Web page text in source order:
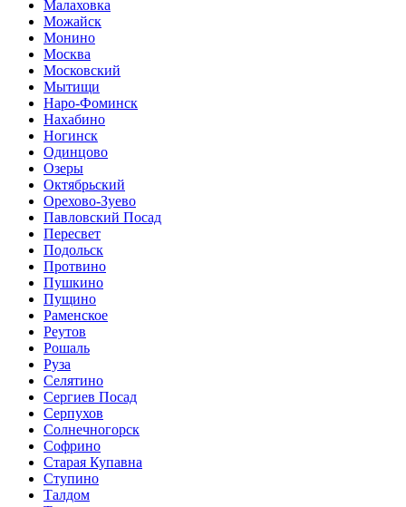
Малаховка
Можайск
Монино
Москва
Московский
Мытищи
Наро-Фоминск
Нахабино
Ногинск
Одинцово
Озеры
Октябрьский
Орехово-Зуево
Павловский Посад
Пересвет
Подольск
Протвино
Пушкино
Пущино
Раменское
Реутов
Рошаль
Руза
Селятино
Сергиев Посад
Серпухов
Солнечногорск
Софрино
Старая Купавна
Ступино
Талдом